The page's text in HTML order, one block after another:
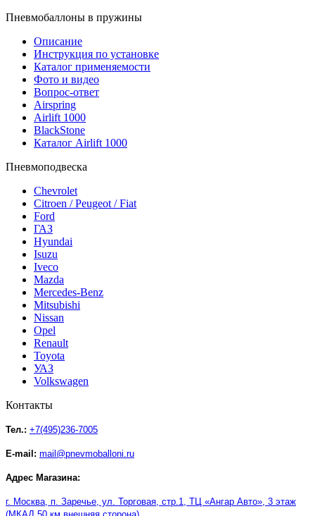
Пневмобаллоны в пружины
Описание
Инструкция по установке
Каталог применяемости
Фото и видео
Вопрос-ответ
Airspring
Airlift 1000
BlackStone
Каталог Airlift 1000
Пневмоподвеска
Chevrolet
Citroen / Peugeot / Fiat
Ford
ГАЗ
Hyundai
Isuzu
Iveco
Mazda
Mercedes-Benz
Mitsubishi
Nissan
Opel
Renault
Toyota
УАЗ
Volkswagen
Контакты
Тел.: +7(495)236-7005
E-mail: mail@pnevmoballoni.ru
Адрес Магазина:
г. Москва, п. Заречье, ул. Торговая, стр.1, ТЦ «Ангар Авто» , 3 этаж